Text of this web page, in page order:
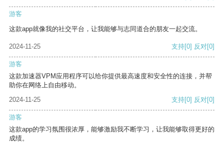
游客
这款app就像我的社交平台，让我能够与志同道合的朋友一起交流。
2024-11-25 支持[0] 反对[0]
游客
这款加速器VPM应用程序可以给你提供最高速度和安全性的连接，并帮
助你在网络上自由移动。
2024-11-25
支持[0] 反对[0]
游客
这款app的学习氛围很浓厚，能够激励我不断学习，让我能够取得更好的
成绩。